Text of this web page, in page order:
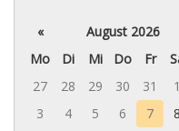
« August 2026
Mo
Di Mi Do Fr
27
28 29 30 31 1
3
4 5 6 7 8